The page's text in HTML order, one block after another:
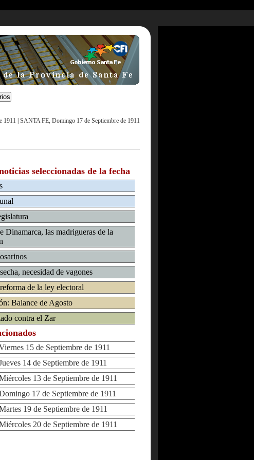
1911 SANTA FE, Domingo 17 de Septiembre de 1911
seleccionadas de la fecha
Dinamarca, las madrigueras de la
necesidad de vagones
de la ley electoral
Balance de Agosto
contra el Zar
15 de Septiembre de 1911
14 de Septiembre de 1911
13 de Septiembre de 1911
17 de Septiembre de 1911
19 de Septiembre de 1911
20 de Septiembre de 1911